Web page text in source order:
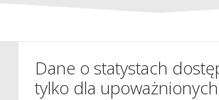
Dane o statystach
tylko dla